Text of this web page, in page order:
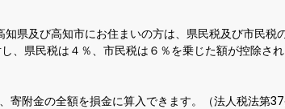
知県及び高知市にお住まいの方は、県民税及び市民
、県民税は４％、市民税は６％を乗じた額が控除さ
寄附金の全額を損金に算入できます。（法人税法第37